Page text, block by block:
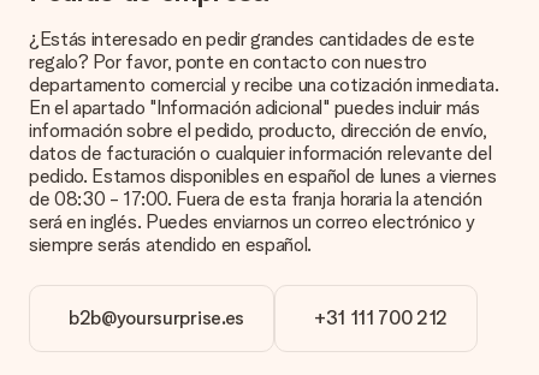
satisfecho con tu regalo. Por eso es importante utilizar fotos
de alta calidad. Si no estás seguro de la calidad de la imagen,
ponte en contacto con nuestro equipo de atención al cliente e
incluye la foto junto con el regalo que te interesa encargar.
Ellos podrán comprobar la calidad por ti.
¿Qué formatos puedo cargar?
Puedes carga archivos JPG y PNG en nuestro editor. ¿Es
esto demasiado técnico o tienes una imagen de un formato
diferente que te gustaría usar? Ponte en contacto con
encantados de ayudarte para que puedas crear el regalo que
deseas!
¿Estás interesado en pedir grandes cantidades de este
regalo? Por favor, ponte en contacto con nuestro
departamento comercial y recibe una cotización inmediata.
En el apartado "Información adicional" puedes incluir más
información sobre el pedido, producto, dirección de envío,
datos de facturación o cualquier información relevante del
pedido. Estamos disponibles en español de lunes a viernes
de 08:30 - 17:00. Fuera de esta franja horaria la atención
será en inglés. Puedes enviarnos un correo electrónico y
siempre serás atendido en español.
b2b@yoursurprise.es +31 111 700 212